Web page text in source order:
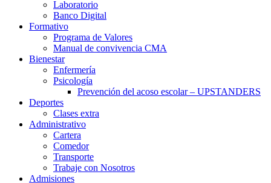
Laboratorio
Banco Digital
Formativo
Programa de Valores
Manual de convivencia CMA
Bienestar
Enfermería
Psicología
Prevención del acoso escolar – UPSTANDERS
Deportes
Clases extra
Administrativo
Cartera
Comedor
Transporte
Trabaje con Nosotros
Admisiones